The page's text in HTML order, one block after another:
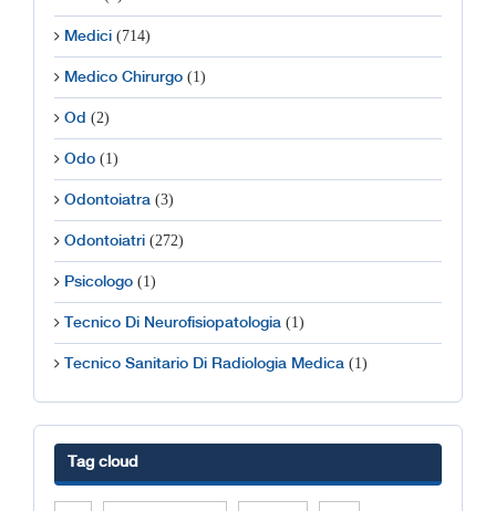
Medici (714)
Medico Chirurgo (1)
Od (2)
Odo (1)
Odontoiatra (3)
Odontoiatri (272)
Psicologo (1)
Tecnico Di Neurofisiopatologia (1)
Tecnico Sanitario Di Radiologia Medica (1)
Tag cloud